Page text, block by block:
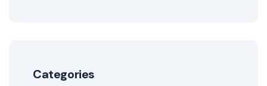
Categories